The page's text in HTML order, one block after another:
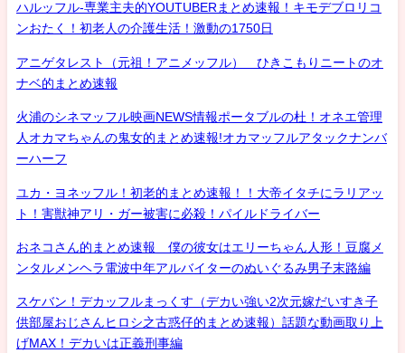
ハルッフル-専業主夫的YOUTUBERまとめ速報！キモデブロリコ
ンおたく！初老人の介護生活！激動の1750日
アニゲタレスト（元祖！アニメッフル） ひきこもりニートのオ
ナベ的まとめ速報
火浦のシネマッフル映画NEWS情報ポータブルの杜！オネエ管理
人オカマちゃんの鬼女的まとめ速報!オカマッフルアタックナンバ
ーハーフ
ユカ・ヨネッフル！初老的まとめ速報！！大帝イタチにラリアッ
ト！害獣神アリ・ガー被害に必殺！パイルドライバー
おネコさん的まとめ速報 僕の彼女はエリーちゃん人形！豆腐メ
ンタルメンヘラ電波中年アルバイターのぬいぐるみ男子末路編
スケバン！デカッフルまっくす（デカい強い2次元嫁だいすき子
供部屋おじさんヒロシ之古惑仔的まとめ速報）話題な動画取り上
げMAX！デカいは正義刑事編